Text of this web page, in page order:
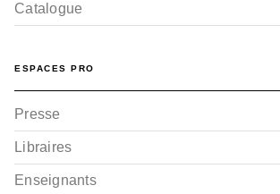
Catalogue
ESPACES PRO
Presse
Libraires
Enseignants